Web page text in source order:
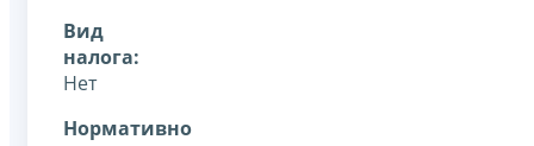
Вид
налога:
Нет
Нормативно